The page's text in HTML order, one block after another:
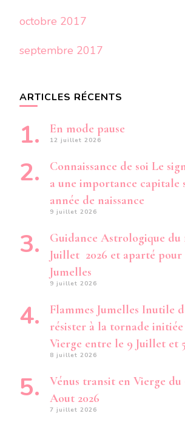
octobre 2017
septembre 2017
ARTICLES RÉCENTS
En mode pause
12 juillet 2026
Connaissance de soi Le
a une importance capitale
année de naissance
9 juillet 2026
Guidance Astrologique du
Juillet 2026 et aparté pour
Jumelles
9 juillet 2026
Flammes Jumelles Inutile
résister à la tornade
Vierge entre le 9 Juillet et
8 juillet 2026
Vénus transit en Vierge du
Aout 2026
7 juillet 2026